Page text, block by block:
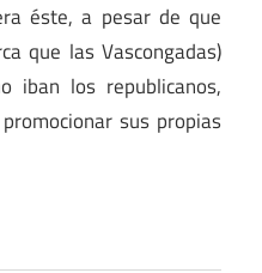
éste, a pesar de que
que las Vascongadas)
iban los republicanos,
sus propias